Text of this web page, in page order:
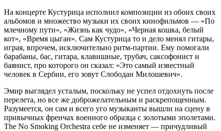
На концерте Кустурица исполнил композиции из обоих своих
альбомов и множество музыки их своих кинофильмов — «По
млечному пути», «Жизнь как чудо», «Черная кошка, белый
кот», «Время цыган». Сам Кустурица то и дело менял гитары,
играя, впрочем, исключительно ритм-партии. Ему помогали
барабаны, бас, гитара, клавишные, трубач, саксофонист и
баянист, про которого он сказал: «Это самый известный
человек в Сербии, его зовут Слободан Милошевич».
Эмир выглядел усталым, поскольку не успел отдохнуть после
перелета, но все же доброжелательным и раскрепощенным.
Разумеется, он сам и всего уго музыканты вышли на сцену в
привычных френчах военного образца с золотыми эполетами.
The No Smoking Orchestra себе не изменяет — причудливый